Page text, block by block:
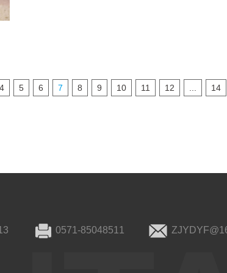
4 5 6 7 8 9 10 11 12 14
0571-85048511